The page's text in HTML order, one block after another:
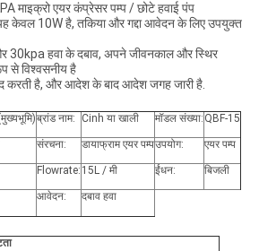
माइक्रो एयर कंप्रेसर पम्प / छोटे हवाई पंप
केवल 10W है, तकिया और गद्दा आवेदन के लिए उपयुक्त
30kpa हवा के दबाव, अपने जीवनकाल और स्थिर
से विश्वसनीय है
करती है, और आदेश के बाद आदेश जगह जारी है.
ब्रांड नाम: Cinh या खाली मॉडल संख्या: QBF-15
संरचना: डायाफ्राम एयर पम्पउपयोग: एयर पम्प
Flowrate: 15L / मी ईंधन: बिजली
आवेदन: दबाव हवा